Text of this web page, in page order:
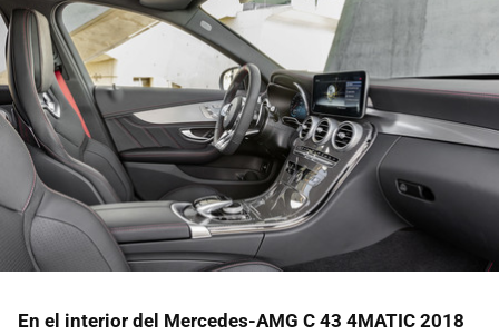
En el interior del Mercedes-AMG C 43 4MATIC 2018